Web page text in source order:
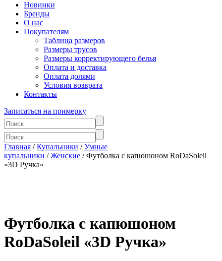
Новинки
Бренды
О нас
Покупателям
Таблица размеров
Размеры трусов
Размеры корректирующего белья
Оплата и доставка
Оплата долями
Условия возврата
Контакты
Записаться на примерку
Главная /Купальники /Умные
купальники /Женские / Футболка с капюшоном RoDaSoleil
«3D Ручка»
Футболка с капюшоном
RoDaSoleil «3D Ручка»